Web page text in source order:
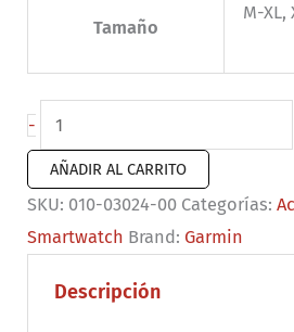
Tamaño
M-XL,
-
Garmin
Index
Sleep
Monitor
|
Brazalete
AÑADIR AL CARRITO
SKU: 010-03024-00 Categorías:
Smartwatch Brand: Garmin
Descripción